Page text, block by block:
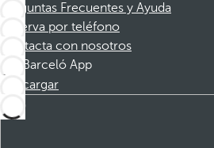
Preguntas Frecuentes y Ayuda
Reserva por teléfono
Contacta con nosotros
Barceló App
Descargar